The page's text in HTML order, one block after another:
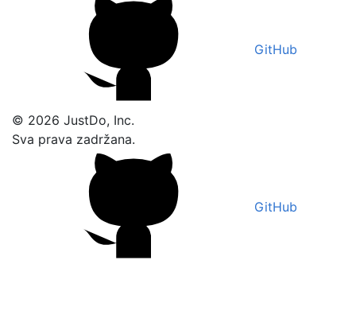
GitHub
© 2026 JustDo, Inc.
Sva prava zadržana.
GitHub